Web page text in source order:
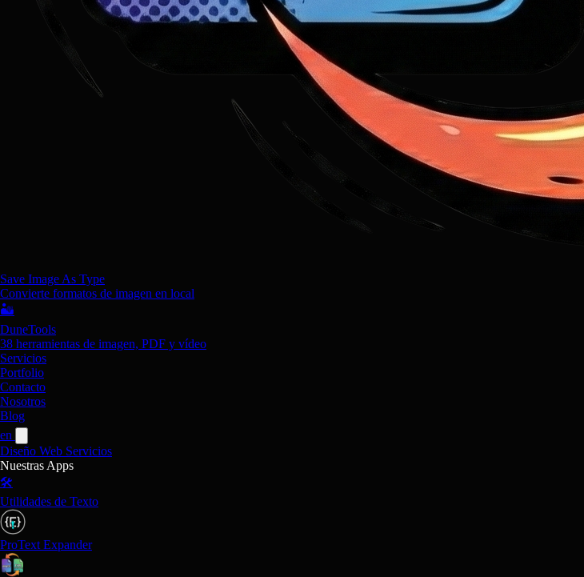
Save Image As Type
Convierte formatos de imagen en local
🏜️
DuneTools
38 herramientas de imagen, PDF y vídeo
Servicios
Portfolio
Contacto
Nosotros
Blog
en
Diseño Web Servicios
Nuestras Apps
🛠️
Utilidades de Texto
ProText Expander